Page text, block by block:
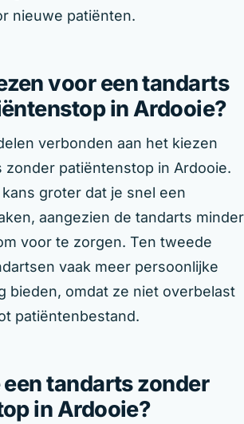
nieuwe patiënten.
voor een tandarts
in Ardooie?
verbonden aan het kiezen
zonder patiëntenstop in Ardooie.
groter dat je snel een
aangezien de tandarts minder
voor te zorgen. Ten tweede
vaak meer persoonlijke
bieden, omdat ze niet overbelast
patiëntenbestand.
tandarts zonder
in Ardooie?